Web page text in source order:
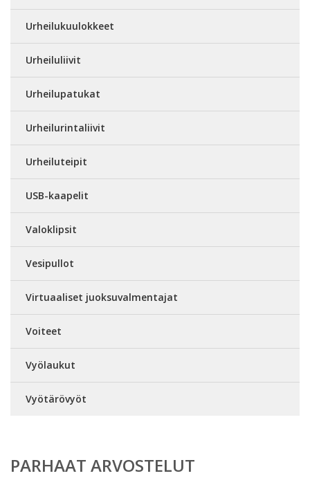
Urheilukuulokkeet
Urheiluliivit
Urheilupatukat
Urheilurintaliivit
Urheiluteipit
USB-kaapelit
Valoklipsit
Vesipullot
Virtuaaliset juoksuvalmentajat
Voiteet
Vyölaukut
Vyötärövyöt
PARHAAT ARVOSTELUT